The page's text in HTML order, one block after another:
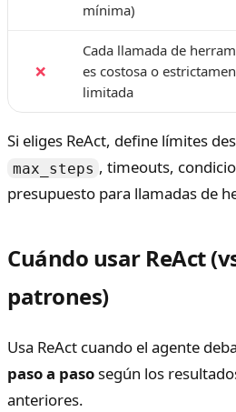
mínima)
❌
Cada llamada de
es costosa o
limitada
Si eliges ReAct, define límites
max_steps , timeouts,
presupuesto para llamadas de
Cuándo usar ReAct
patrones)
Usa ReAct cuando el agente
paso a pasosegún los
anteriores.